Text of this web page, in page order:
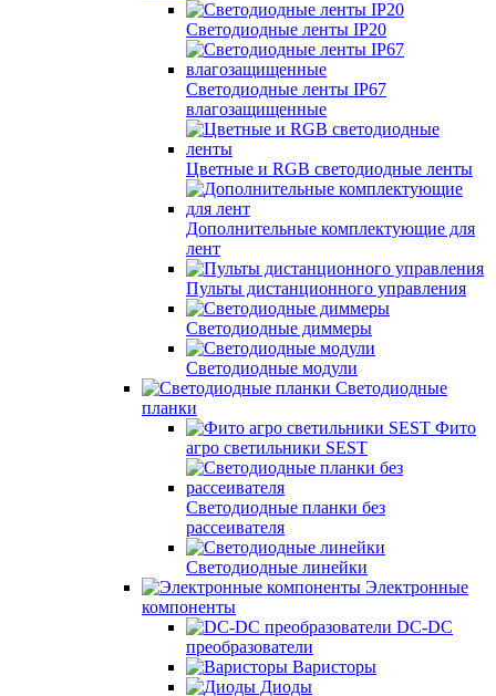
Светодиодные ленты IP20
Светодиодные ленты IP67
влагозащищенные
Цветные и RGB светодиодные ленты
Дополнительные комплектующие для
лент
Пульты дистанционного управления
Светодиодные диммеры
Светодиодные модули
Светодиодные
планки
Фито
агро светильники SEST
Светодиодные планки без
рассеивателя
Светодиодные линейки
Электронные
компоненты
DC-DC
преобразователи
Варисторы
Диоды